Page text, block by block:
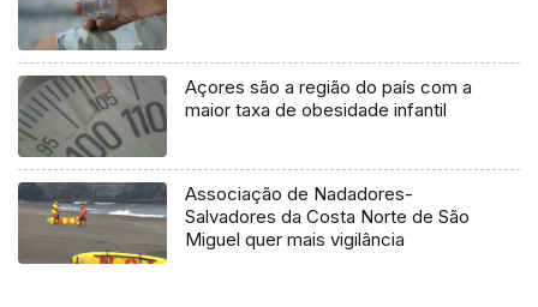
Açores são a região do país com a
maior taxa de obesidade infantil
Associação de Nadadores-
Salvadores da Costa Norte de São
Miguel quer mais vigilância